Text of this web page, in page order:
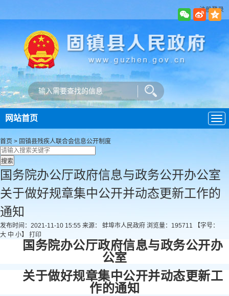
注册登录
导
航
网站首页
首页 > 固镇县残疾人联合会信息公开制度
国务院办公厅政府信息与政务公开办公室
关于做好规章集中公开并动态更新工作的
通知
发布时间：2021-11-10 15:55 来源： 蚌埠市人民政府 浏览量： 195711
【字号：
大 中 小】 打印
国务院办公厅政府信息与政务公开办
公室
关于做好规章集中公开并动态更新工
作的通知